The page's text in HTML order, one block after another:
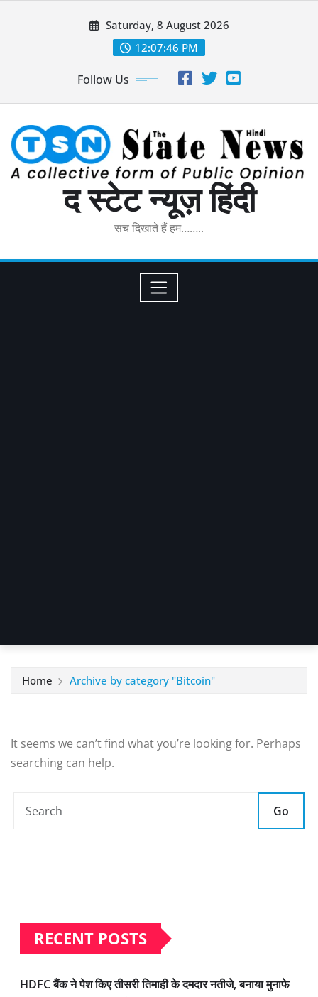
Saturday, 8 August 2026
12:07:46 PM
Follow Us
द स्टेट न्यूज़ हिंदी
सच दिखाते हैं हम……..
Home Archive by category "Bitcoin"
It seems we can’t find what you’re looking for. Perhaps
searching can help.
Go
RECENT POSTS
HDFC बैंक ने पेश किए तीसरी तिमाही के दमदार नतीजे, बनाया मुनाफे